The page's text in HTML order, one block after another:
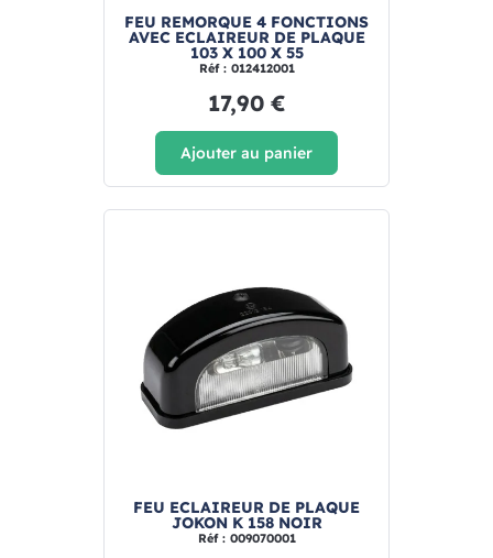
FEU REMORQUE 4 FONCTIONS
AVEC ECLAIREUR DE PLAQUE
103 X 100 X 55
Réf : 012412001
17,90 €
Ajouter au panier
FEU ECLAIREUR DE PLAQUE
JOKON K 158 NOIR
Réf : 009070001